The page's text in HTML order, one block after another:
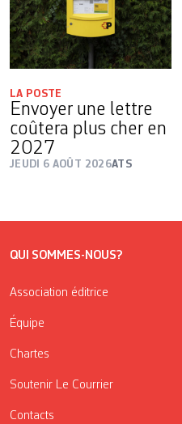
LA POSTE
Envoyer une lettre
coûtera plus cher en
2027
JEUDI 6 AOÛT 2026ATS
QUI SOMMES-NOUS?
Association éditrice
Équipe
Chartes
Soutenir Le Courrier
Contacts